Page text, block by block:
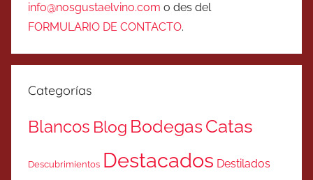
info@nosgustaelvino.com o des del
FORMULARIO DE CONTACTO.
Categorías
Blancos Blog BodegasCatas
Descubrimientos Destacados Destilados